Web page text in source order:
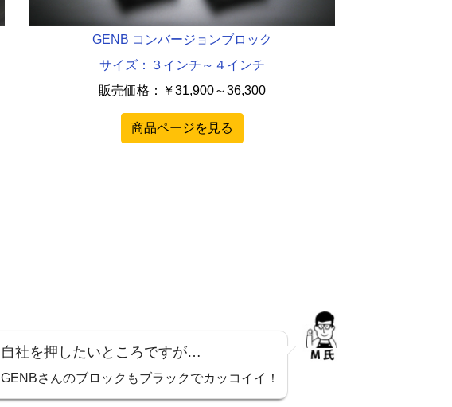
GENB コンバージョンブロック
サイズ：３インチ～４インチ
販売価格：
￥31,900～36,300
商品ページを見る
自社を押したいところですが…
GENBさんのブロックもブラックでカッコイイ！